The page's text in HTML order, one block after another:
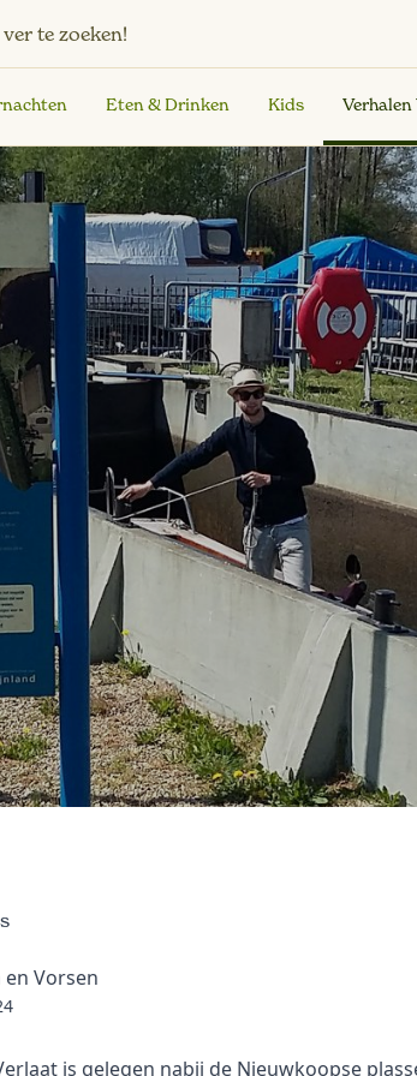
te zoeken!
Eten & Drinken Kids Verhalen
Vorsen
is gelegen nabij de Nieuwkoopse